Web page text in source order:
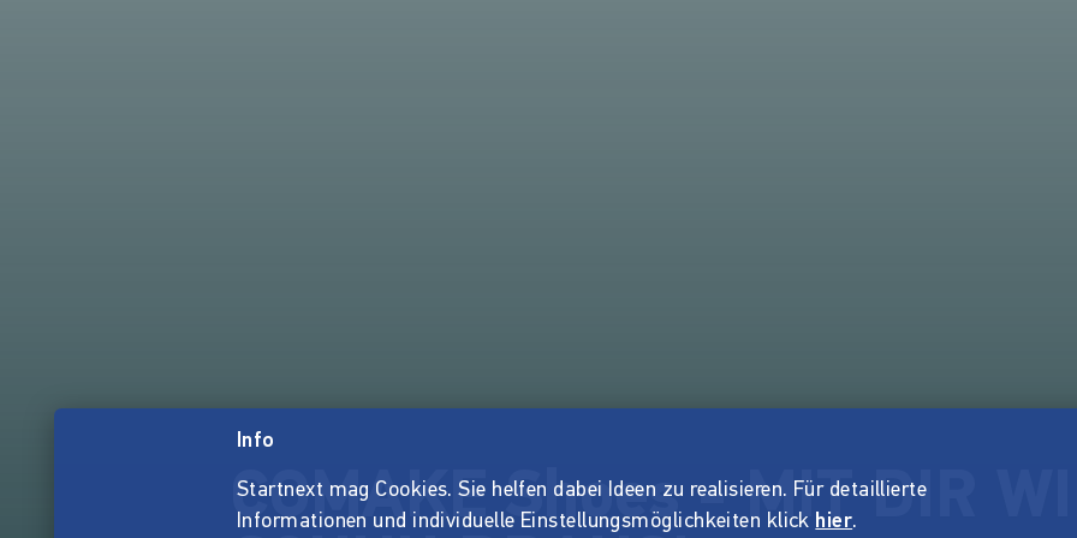
COMAKE Shoes - MIT DIR
Info
Startnext mag Cookies. Sie helfen dabei Ideen zu realisieren. Für detaillierte
Informationen und individuelle Einstellungsmöglichkeiten klick hier.